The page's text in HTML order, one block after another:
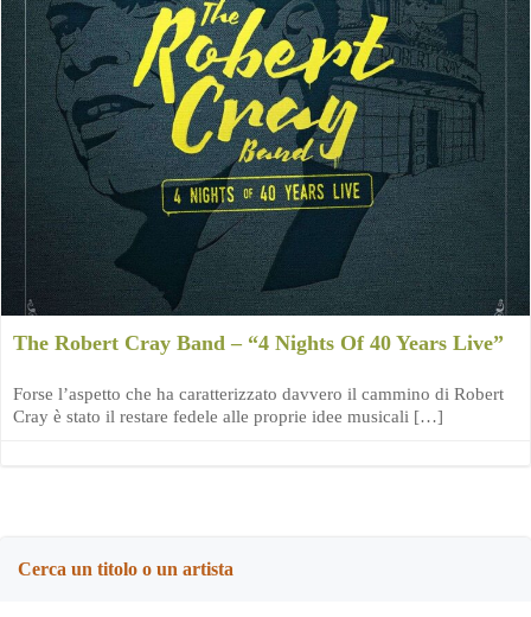
The Robert Cray Band – “4 Nights Of 40 Years Live”
Forse l’aspetto che ha caratterizzato davvero il cammino di Robert
Cray è stato il restare fedele alle proprie idee musicali […]
Cerca un titolo o un artista